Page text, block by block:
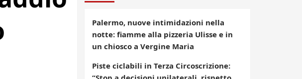
Palermo, nuove intimidazioni nella
notte: fiamme alla pizzeria Ulisse e in
un chiosco a Vergine Maria
Piste ciclabili in Terza Circoscrizione: